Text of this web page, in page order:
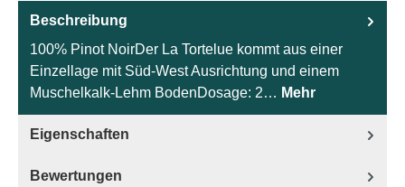
Beschreibung
100% Pinot NoirDer La Tortelue kommt aus einer
Einzellage mit Süd-West Ausrichtung und einem
Muschelkalk-Lehm BodenDosage: 2… Mehr
Eigenschaften
Bewertungen